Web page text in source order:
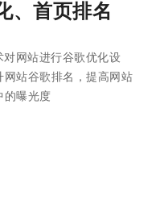
、首页排名
对网站进行谷歌优化设
网站谷歌排名，提高网站
的曝光度